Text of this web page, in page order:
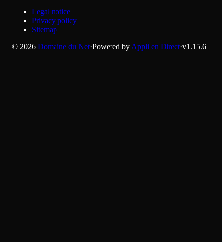
Legal notice
Privacy policy
Sitemap
© 2026 Domaine du Net·Powered by Appli en Direct·v1.15.6